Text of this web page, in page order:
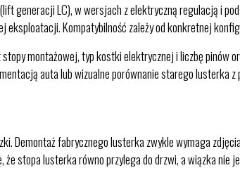
generacji LC), w wersjach z elektryczną regulacją i
Kompatybilność zależy od konkretnej
montażowej, typ kostki elektrycznej i liczbę pinów
auta lub wizualne porównanie starego lusterka
Demontaż fabrycznego lusterka zwykle wymaga
że stopa lusterka równo przylega do drzwi, a wiązka